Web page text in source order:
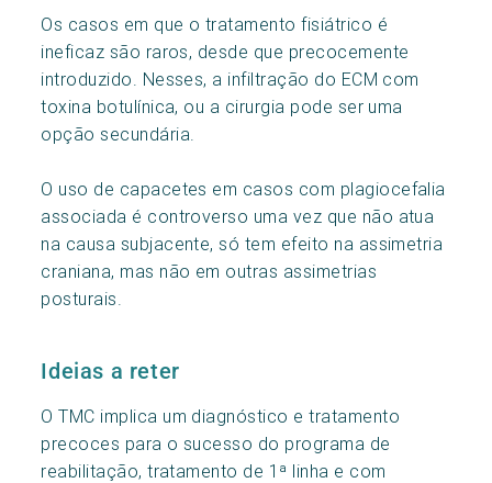
Os casos em que o tratamento fisiátrico é
ineficaz são raros, desde que precocemente
introduzido. Nesses, a infiltração do ECM com
toxina botulínica, ou a cirurgia pode ser uma
opção secundária.
O uso de capacetes em casos com plagiocefalia
associada é controverso uma vez que não atua
na causa subjacente, só tem efeito na assimetria
craniana, mas não em outras assimetrias
posturais.
Ideias a reter
O TMC implica um diagnóstico e tratamento
precoces para o sucesso do programa de
reabilitação, tratamento de 1ª linha e com